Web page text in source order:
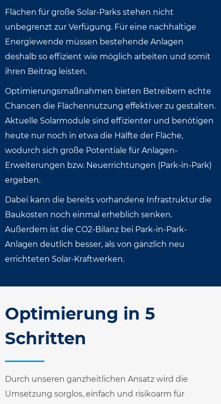
Flächen für große Solar-Parks stehen nicht
unbegrenzt zur Verfügung. Für eine nachhaltige
Energiewende müssen bestehende Anlagen
deshalb so effizient wie möglich arbeiten und somit
ihren Beitrag leisten.
Optimierungsmaßnahmen bieten Betreibern echte
Chancen die Flächennutzung effektiver zu gestalten.
Aktuelle Solarmodule sind effizienter und benötigen
heute nur noch in etwa die Hälfte der Fläche,
wodurch sich große Potentiale für Anlagen-
Erweiterungen bzw. Neuerrichtungen (Park-in-Park)
ergeben.
Dabei kann die bereits vorhandene Infrastruktur die
Baukosten noch einmal erheblich senken.
Außerdem ist die CO2-Bilanz bei Park-in-Park-
Anlagen deutlich besser, als von gänzlich neu
errichteten Solar-Kraftwerken.
Optimierung in 5
Schritten
Durch unseren ganzheitlichen Ansatz wird die
Umsetzung sorglos, einfach und risikoarm für